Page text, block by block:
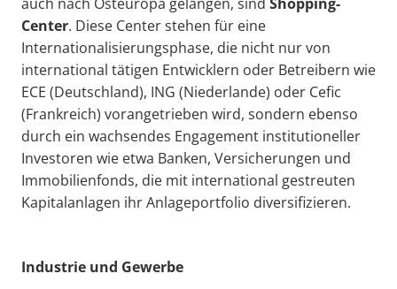
Center. Diese Center stehen für eine
Internationalisierungsphase, die nicht nur von
international tätigen Entwicklern oder Betreibern wie
ECE (Deutschland), ING (Niederlande) oder Cefic
(Frankreich) vorangetrieben wird, sondern ebenso
durch ein wachsendes Engagement institutioneller
Investoren wie etwa Banken, Versicherungen und
Immobilienfonds, die mit international gestreuten
Kapitalanlagen ihr Anlageportfolio diversifizieren.
Industrie und Gewerbe